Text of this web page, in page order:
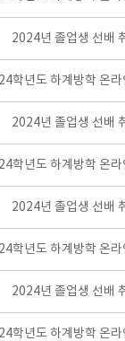
2024년 졸업생 선배
학년도 하계방학 온
2024년 졸업생 선배
학년도 하계방학 온
2024년 졸업생 선배
학년도 하계방학 온
2024년 졸업생 선배
학년도 하계방학 온